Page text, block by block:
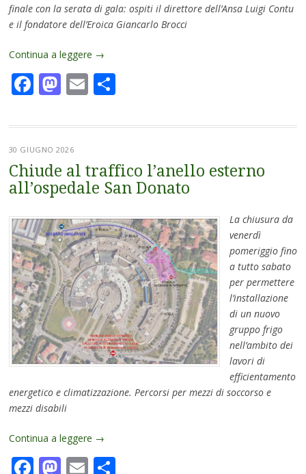
finale con la serata di gala: ospiti il direttore dell’Ansa Luigi Contu
e il fondatore dell’Eroica Giancarlo Brocci
Continua a leggere →
Facebook
Mastodon
EmailCondividi
30 GIUGNO 2026
Chiude al traffico l’anello esterno
all’ospedale San Donato
La chiusura da
venerdì
pomeriggio fino
a tutto sabato
per permettere
l’installazione
di un nuovo
gruppo frigo
nell’ambito dei
lavori di
efficientamento
energetico e climatizzazione. Percorsi per mezzi di soccorso e
mezzi disabili
Continua a leggere →
Facebook
Mastodon
EmailCondividi